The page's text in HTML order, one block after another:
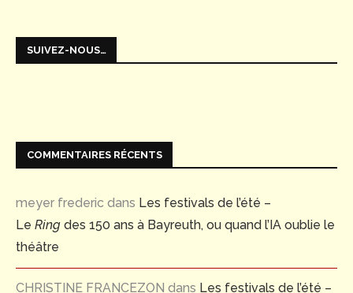
SUIVEZ-NOUS…
COMMENTAIRES RÉCENTS
meyer frederic dans Les festivals de l’été –
Le Ring des 150 ans à Bayreuth, ou quand l’IA oublie le
théâtre
CHRISTINE FRANCEZON dans Les festivals de l’été –